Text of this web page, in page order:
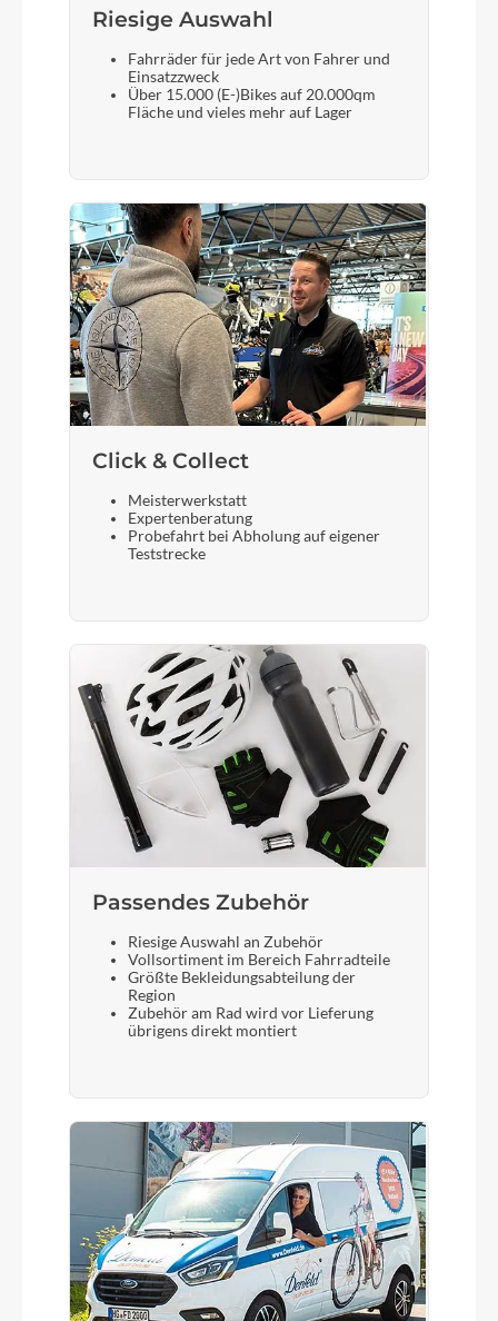
Riesige Auswahl
Fahrräder für jede Art von Fahrer und
Einsatzzweck
Über 15.000 (E-)Bikes auf 20.000qm
Fläche und vieles mehr auf Lager
Click & Collect
Meisterwerkstatt
Expertenberatung
Probefahrt bei Abholung auf eigener
Teststrecke
Passendes Zubehör
Riesige Auswahl an Zubehör
Vollsortiment im Bereich Fahrradteile
Größte Bekleidungsabteilung der
Region
Zubehör am Rad wird vor Lieferung
übrigens direkt montiert